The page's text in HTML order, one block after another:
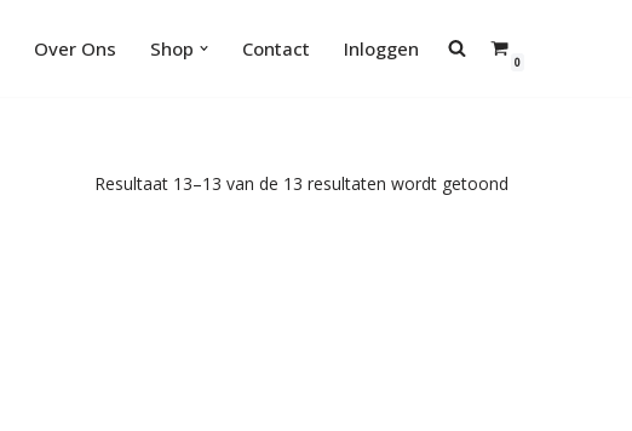
Over Ons Shop Contact Inloggen
0
Resultaat 13–13 van de 13 resultaten wordt getoond